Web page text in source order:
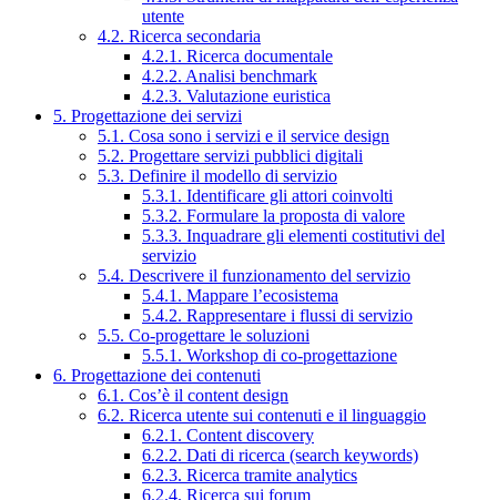
utente
4.2. Ricerca secondaria
4.2.1. Ricerca documentale
4.2.2. Analisi benchmark
4.2.3. Valutazione euristica
5. Progettazione dei servizi
5.1. Cosa sono i servizi e il service design
5.2. Progettare servizi pubblici digitali
5.3. Definire il modello di servizio
5.3.1. Identificare gli attori coinvolti
5.3.2. Formulare la proposta di valore
5.3.3. Inquadrare gli elementi costitutivi del
servizio
5.4. Descrivere il funzionamento del servizio
5.4.1. Mappare l’ecosistema
5.4.2. Rappresentare i flussi di servizio
5.5. Co-progettare le soluzioni
5.5.1. Workshop di co-progettazione
6. Progettazione dei contenuti
6.1. Cos’è il content design
6.2. Ricerca utente sui contenuti e il linguaggio
6.2.1. Content discovery
6.2.2. Dati di ricerca (search keywords)
6.2.3. Ricerca tramite analytics
6.2.4. Ricerca sui forum